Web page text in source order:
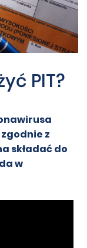
PIT?
z
składać do
w